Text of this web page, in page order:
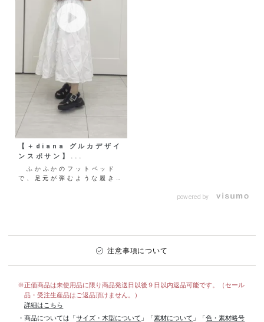
【＋diana グルカデザイ
ンスポサン】...
ふかふかのフットベッド
で、足元が弾むような履き心
powered by
注意事項について
※正価商品は未使用品に限り商品発送日以後９日以内返品可能です。（セール
品・受注生産品はご返品頂けません。）
詳細はこちら
・商品については「サイズ・木型について 」「素材について 」「色・素材略号